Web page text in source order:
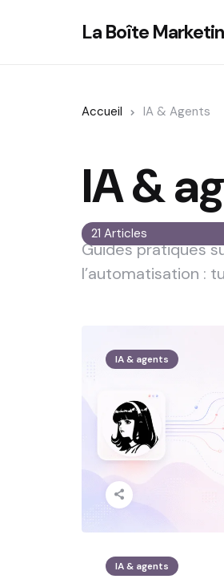
La Boîte
Accueil IA & Agents
21 Articles
IA &
Guides pratiques
l’automatisation :
IA & agents
IA & agents